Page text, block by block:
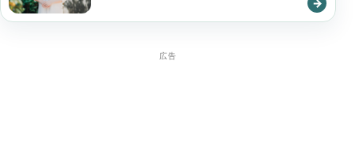
を拠点として、 地元や全国にクライエン
類の悩み相談を受けている。気持ちに寄
広告